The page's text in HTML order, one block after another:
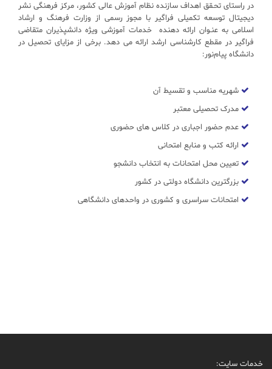
در راستای تحـقق اهداف سازنده نظام آموزش عالی کشور، مرکز فرهنگی نشر
دیجیتال توسعه تکمیلی فراگیر با مجوز رسمی از وزارت فرهنگ و ارشاد
اسلامی به عنـوان ارائه دهنده خدمات آموزشی ویژه دانشپذیران متقاضی
فراگیر در مقطع کارشناسی ارشد ارائه می دهد. برخی از مزایای تحصیل در
دانشگاه پیام‌نور:
شهریه مناسب و تقسیط آن
مدرک تحصیلی معتبر
عدم حضور اجباری در کلاس های حضوری
ارائه کتب و منابع امتحانی
تعیین محل امتحانات به انتخاب دانشجو
بزرگترین دانشگاه دولتی در کشور
امتحانات سراسری و کشوری در واحدهای دانشگاهی
خدمات سایت: